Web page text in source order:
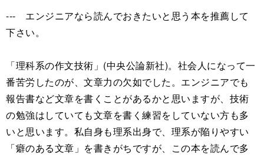
--- エンジニアなら読んでおきたいと思う本を推薦して
下さい。
「理科系の作文技術」(中央公論新社)。社会人になって一
番苦労したのが、文章力の欠如でした。エンジニアでも
報告書など文章を書くことがあるかと思いますが、技術
の勉強はしていても文章を書く練習をしていない方も多
いと思います。私自身も理系出身で、理系が陥りやすい
「癖のある文章」を書きがちですが、この本を読んで多